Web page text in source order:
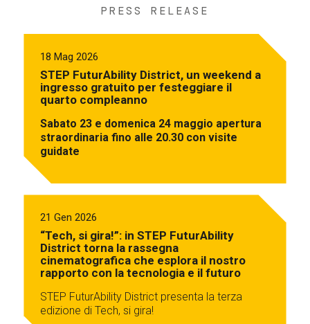
PRESS RELEASE
18 Mag 2026
STEP FuturAbility District, un weekend a
ingresso gratuito per festeggiare il
quarto compleanno
Sabato 23 e domenica 24 maggio apertura
straordinaria fino alle 20.30 con visite
guidate
21 Gen 2026
“Tech, si gira!”: in STEP FuturAbility
District torna la rassegna
cinematografica che esplora il nostro
rapporto con la tecnologia e il futuro
STEP FuturAbility District presenta la terza
edizione di Tech, si gira!